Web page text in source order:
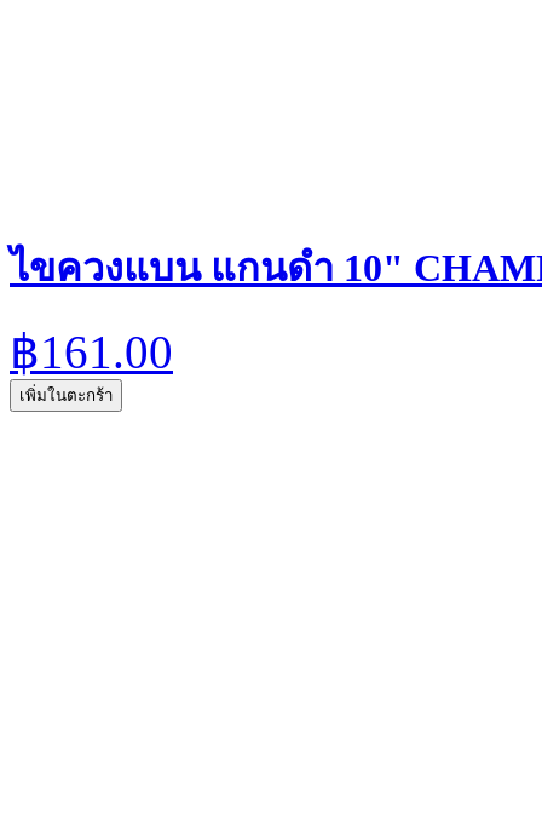
ไขควงแบน แกนดำ 10"
฿161.00
เพิ่มในตะกร้า